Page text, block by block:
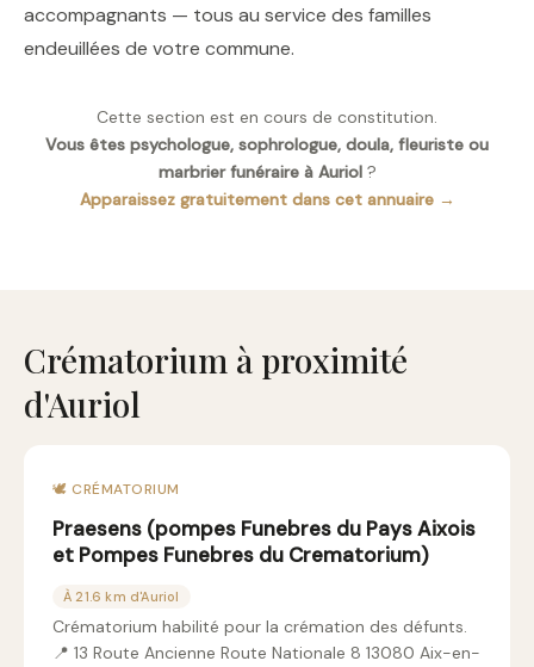
accompagnants — tous au service des familles
endeuillées de votre commune.
Cette section est en cours de constitution.
Vous êtes psychologue, sophrologue, doula, fleuriste ou
marbrier funéraire à Auriol?
Apparaissez gratuitement dans cet annuaire →
Crématorium à proximité
d'Auriol
🕊️ CRÉMATORIUM
Praesens (pompes Funebres du Pays Aixois
et Pompes Funebres du Crematorium)
À 21.6 km d'Auriol
Crématorium habilité pour la crémation des défunts.
📍 13 Route Ancienne Route Nationale 8 13080 Aix-en-